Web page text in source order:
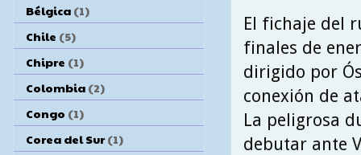
El fichaje del
finales de
dirigido por
conexión de
La peligrosa
debutar ante
Bélgica (1)
Chile (5)
Chipre (1)
Colombia (2)
Congo (1)
Corea del Sur (1)